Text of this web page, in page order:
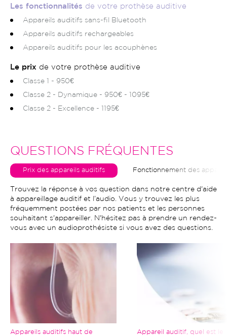
Les fonctionnalités de votre prothèse auditive
Appareils auditifs sans-fil Bluetooth
Appareils auditifs rechargeables
Appareils auditifs pour les acouphènes
Le prix de votre prothèse auditive
Classe 1 - 950€
Classe 2 - Dynamique - 950€ - 1095€
Classe 2 - Excellence - 1195€
QUESTIONS FRÉQUENTES
Prix des appareils auditifs Fonctionnement des
Trouvez la réponse à vos question dans notre centre d'aide
à appareillage auditif et l’audio. Vous y trouvez les plus
fréquemment postées par nos patients et les personnes
souhaitant s'appareiller. N'hésitez pas à prendre un rendez-
vous avec un audioprothésiste si vous avez des questions.
Appareils auditifs haut de
Appareil auditif, quel est le